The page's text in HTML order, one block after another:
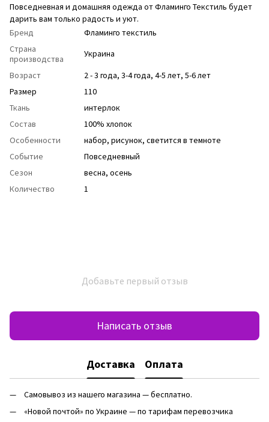
Повседневная и домашняя одежда от Фламинго Текстиль будет
дарить вам только радость и уют.
Бренд
Фламинго текстиль
Страна
производства
Украина
Возраст
2 - 3 года, 3-4 года, 4-5 лет, 5-6 лет
Размер
110
Ткань
интерлок
Состав
100% хлопок
Особенности
набор, рисунок, светится в темноте
Событие
Повседневный
Сезон
весна, осень
Количество
1
Добавьте первый отзыв
Написать отзыв
Доставка Оплата
Самовывоз из нашего магазина — бесплатно.
«Новой почтой» по Украине — по тарифам перевозчика